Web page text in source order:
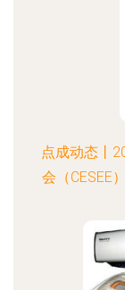
点成动态丨
会（CESEE